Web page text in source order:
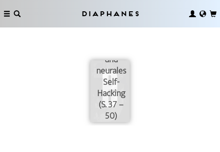
Diaphanes
und
neurales
Self-
Hacking
(S. 37 –
50)